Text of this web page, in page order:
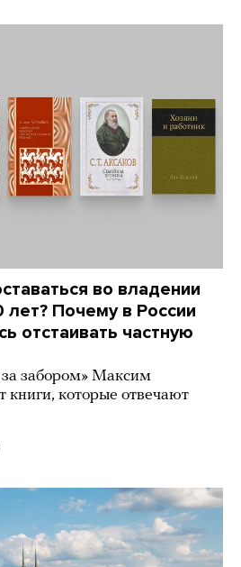
во владении
Почему в России
отстаивать частную
забором» Максим
книги, которые отвечают